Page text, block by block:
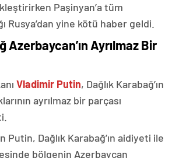
Paşinyan’a tüm
Rusya’dan yine kötü haber geldi.
Azerbaycan’ın Ayrılmaz Bir
Vladimir Putin, Dağlık Karabağ’ın
ayrılmaz bir parçası
Putin, Dağlık Karabağ’ın aidiyeti ile
bölgenin Azerbaycan